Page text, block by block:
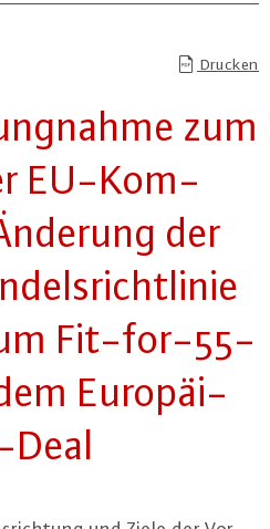
Drucken
zum
EU-Kom­
der
Fit-for-55-
Eu­ro­päi­
Deal